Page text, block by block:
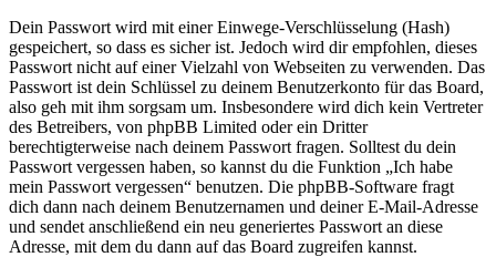
Dein Passwort wird mit einer Einwege-Verschlüsselung (Hash)
gespeichert, so dass es sicher ist. Jedoch wird dir empfohlen, dieses
Passwort nicht auf einer Vielzahl von Webseiten zu verwenden. Das
Passwort ist dein Schlüssel zu deinem Benutzerkonto für das Board,
also geh mit ihm sorgsam um. Insbesondere wird dich kein Vertreter
des Betreibers, von phpBB Limited oder ein Dritter
berechtigterweise nach deinem Passwort fragen. Solltest du dein
Passwort vergessen haben, so kannst du die Funktion „Ich habe
mein Passwort vergessen“ benutzen. Die phpBB-Software fragt
dich dann nach deinem Benutzernamen und deiner E-Mail-Adresse
und sendet anschließend ein neu generiertes Passwort an diese
Adresse, mit dem du dann auf das Board zugreifen kannst.